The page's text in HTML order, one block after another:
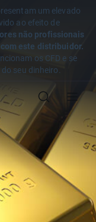
um elevado
ao efeito de
não profissionais
este distribuidor.
os CFD e se
seu dinheiro.